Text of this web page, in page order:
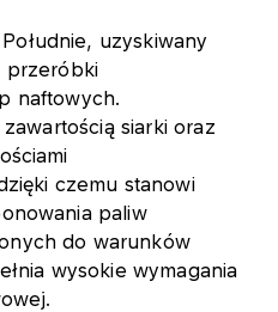
uzyskiwany
przeróbki
naftowych.
siarki oraz
czemu stanowi
paliw
do warunków
wysokie wymagania